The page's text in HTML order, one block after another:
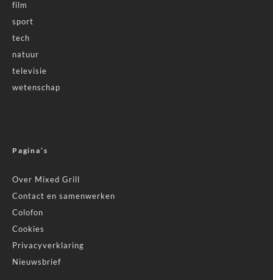
film
sport
tech
natuur
televisie
wetenschap
Pagina’s
Over Mixed Grill
Contact en samenwerken
Colofon
Cookies
Privacyverklaring
Nieuwsbrief